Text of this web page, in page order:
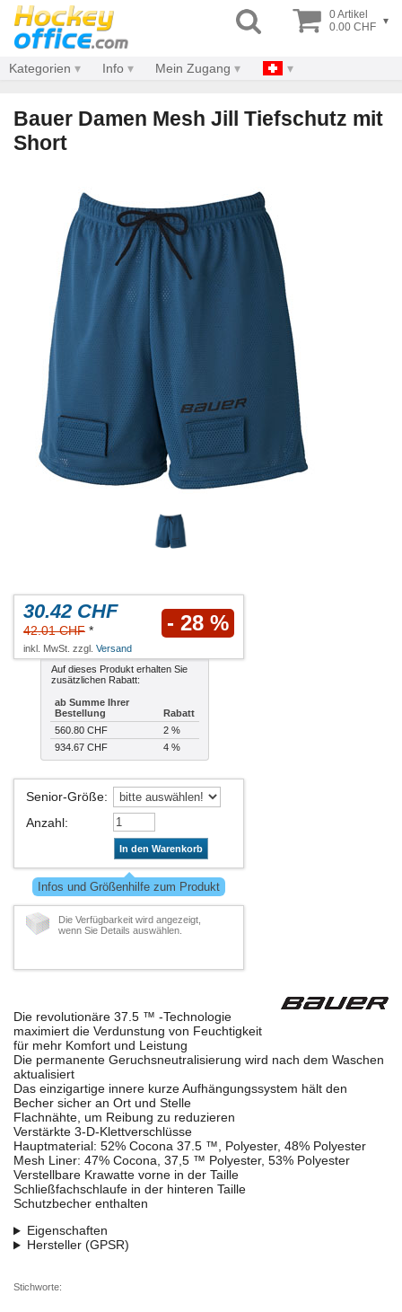
0 Artikel
0.00 CHF ▾
Kategorien Info Mein Zugang
Bauer Damen Mesh Jill Tiefschutz mit
Short
30.42 CHF
42.01 CHF * - 28 %
inkl. MwSt. zzgl. Versand
Auf dieses Produkt erhalten Sie
zusätzlichen Rabatt:
ab Summe Ihrer
Bestellung
Rabatt
560.80 CHF
2 %
934.67 CHF
4 %
Senior-Größe:
Anzahl:
In den Warenkorb
Infos und Größenhilfe zum Produkt
Die Verfügbarkeit wird angezeigt,
wenn Sie Details auswählen.
Die revolutionäre 37.5 ™ -Technologie
maximiert die Verdunstung von Feuchtigkeit
für mehr Komfort und Leistung
Die permanente Geruchsneutralisierung wird nach dem Waschen
aktualisiert
Das einzigartige innere kurze Aufhängungssystem hält den
Becher sicher an Ort und Stelle
Flachnähte, um Reibung zu reduzieren
Verstärkte 3-D-Klettverschlüsse
Hauptmaterial: 52% Cocona 37.5 ™, Polyester, 48% Polyester
Mesh Liner: 47% Cocona, 37,5 ™ Polyester, 53% Polyester
Verstellbare Krawatte vorne in der Taille
Schließfachschlaufe in der hinteren Taille
Schutzbecher enthalten
Eigenschaften
Hersteller (GPSR)
Stichworte: